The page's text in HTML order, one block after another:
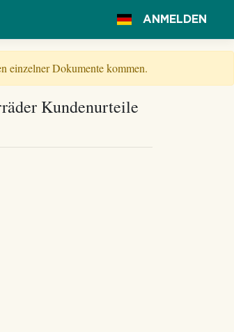
ANMELDEN
einzelner Dokumente kommen.
Kundenurteile